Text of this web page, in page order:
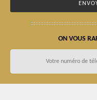
ON VOUS